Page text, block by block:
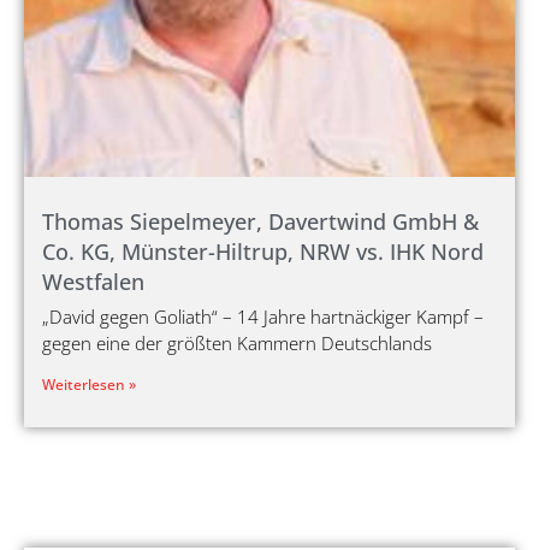
Thomas Siepelmeyer, Davertwind GmbH &
Co. KG, Münster-Hiltrup, NRW vs. IHK Nord
Westfalen
„David gegen Goliath“ – 14 Jahre hartnäckiger Kampf –
gegen eine der größten Kammern Deutschlands
Weiterlesen »